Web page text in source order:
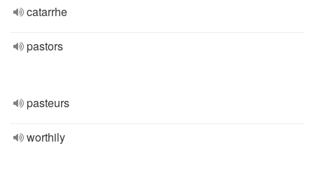
catarrhe
pastors
pasteurs
worthily